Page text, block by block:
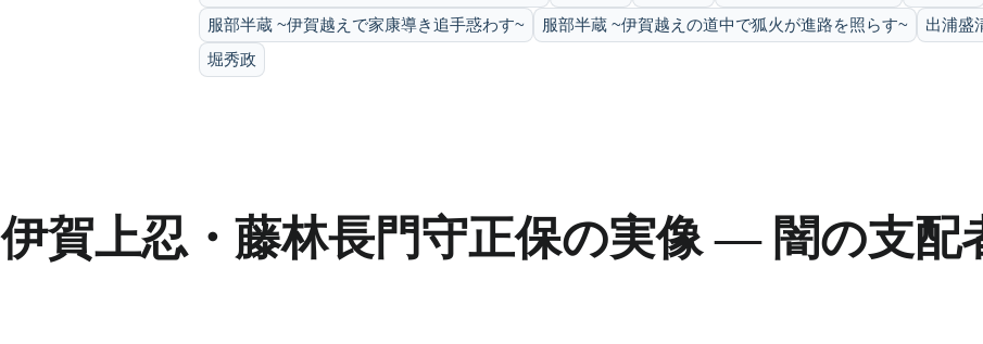
服部半蔵 ~伊賀越えで家康導き追手惑わす~
服部半蔵 ~伊賀越えの道中で狐火が進路を照らす~
出浦盛
堀秀政
伊賀上忍・藤林長門守正保の実像 ― 闇の支配